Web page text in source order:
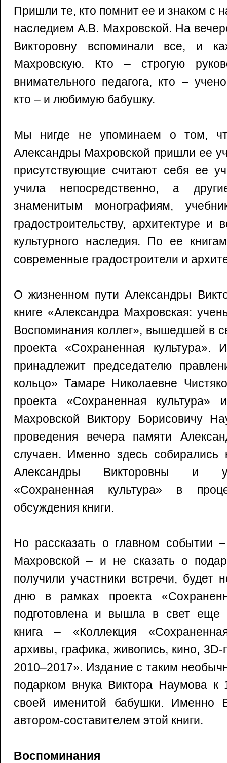
Пришли те, кто помнит ее и знаком с
наследием А.В. Махровской. На
Викторовну вспоминали все, и
Махровскую. Кто – строгую
внимательного педагога, кто –
кто – и любимую бабушку.
Мы нигде не упоминаем о том,
Александры Махровской пришли ее
присутствующие считают себя ее
учила непосредственно, а
знаменитым монографиям,
градостроительству, архитектуре и
культурного наследия. По ее
современные градостроители и
О жизненном пути Александры
книге «Александра Махровская:
Воспоминания коллег», вышедшей в
проекта «Сохраненная культура».
принадлежит председателю
кольцо» Тамаре Николаевне
проекта «Сохраненная культура»
Махровской Виктору Борисовичу
проведения вечера памяти
случаен. Именно здесь собирались
Александры Викторовны и
«Сохраненная культура» в
обсуждения книги.
Но рассказать о главном событии
Махровской – и не сказать о
получили участники встречи, будет
дню в рамках проекта
подготовлена и вышла в свет еще
книга – «Коллекция
архивы, графика, живопись, кино,
2010–2017». Издание с таким
подарком внука Виктора Наумова к
своей именитой бабушки. Именно
автором-составителем этой книги.
Воспоминания